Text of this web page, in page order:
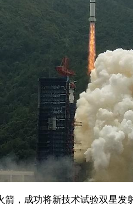
箭，成功将新技术试验双星